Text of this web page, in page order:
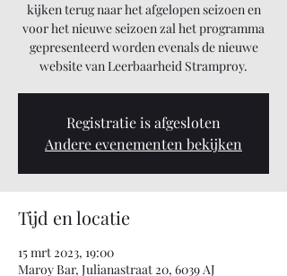
kijken terug naar het afgelopen seizoen en
voor het nieuwe seizoen zal het programma
gepresenteerd worden evenals de nieuwe
website van Leerbaarheid Stramproy.
Registratie is afgesloten
Andere evenementen bekijken
Tijd en locatie
15 mrt 2023, 19:00
Maroy Bar, Julianastraat 20, 6039 AJ